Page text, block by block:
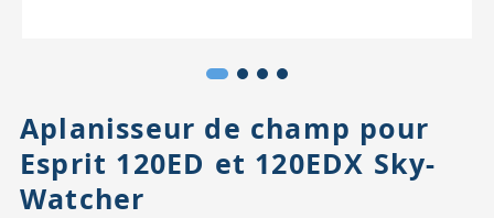
Aplanisseur de champ pour
Esprit 120ED et 120EDX Sky-
Watcher